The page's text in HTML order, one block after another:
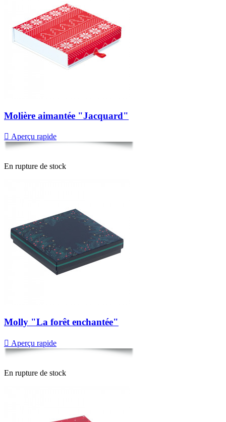
Molière aimantée "Jacquard"
 Aperçu rapide
En rupture de stock
Molly "La forêt enchantée"
 Aperçu rapide
En rupture de stock